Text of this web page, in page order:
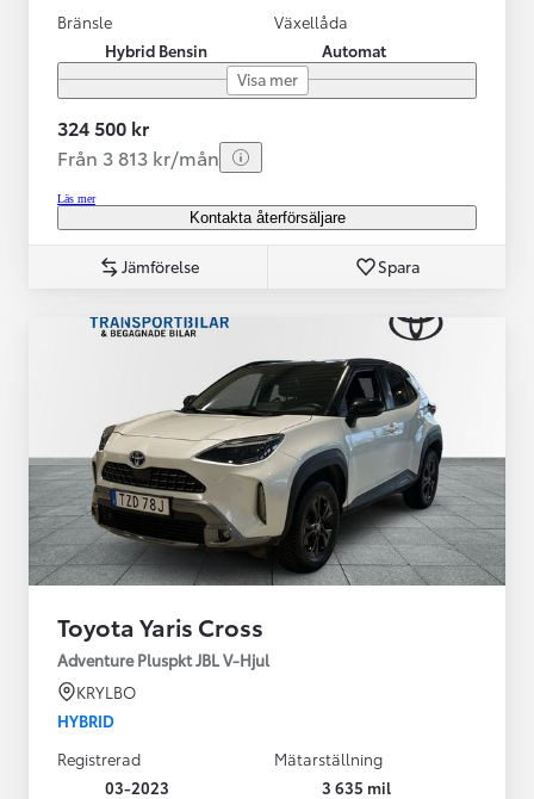
Bränsle
Hybrid Bensin
Växellåda
Automat
Visa mer
324 500 kr
Från 3 813 kr/mån
Läs mer
Kontakta återförsäljare
Jämförelse Spara
Toyota Yaris Cross
Adventure Pluspkt JBL V-Hjul
KRYLBO
HYBRID
Registrerad
03-2023
Mätarställning
3 635 mil